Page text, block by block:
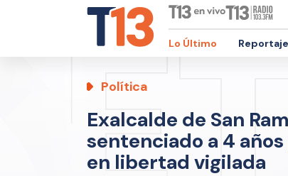
Lo Último
Política
Exalcalde de San
sentenciado a 4
en libertad vigilada